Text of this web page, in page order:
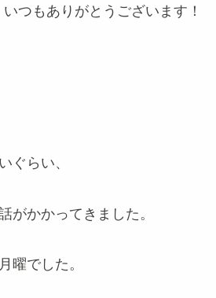
つもありがとうございます！
ぐらい、
がかかってきました。
曜でした。